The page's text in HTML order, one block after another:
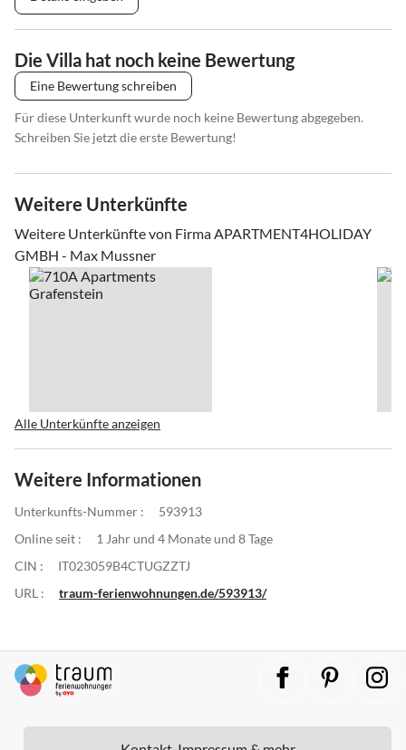
Die Villa hat noch keine Bewertung
Eine Bewertung schreiben
Für diese Unterkunft wurde noch keine Bewertung abgegeben.
Schreiben Sie jetzt die erste Bewertung!
Weitere Unterkünfte
Weitere Unterkünfte von Firma APARTMENT4HOLIDAY
GMBH - Max Mussner
Alle Unterkünfte anzeigen
Weitere Informationen
Unterkunfts-Nummer :
593913
Online seit :
1 Jahr und 4 Monate und 8 Tage
CIN :
IT023059B4CTUGZZTJ
URL :
traum-ferienwohnungen.de/593913/